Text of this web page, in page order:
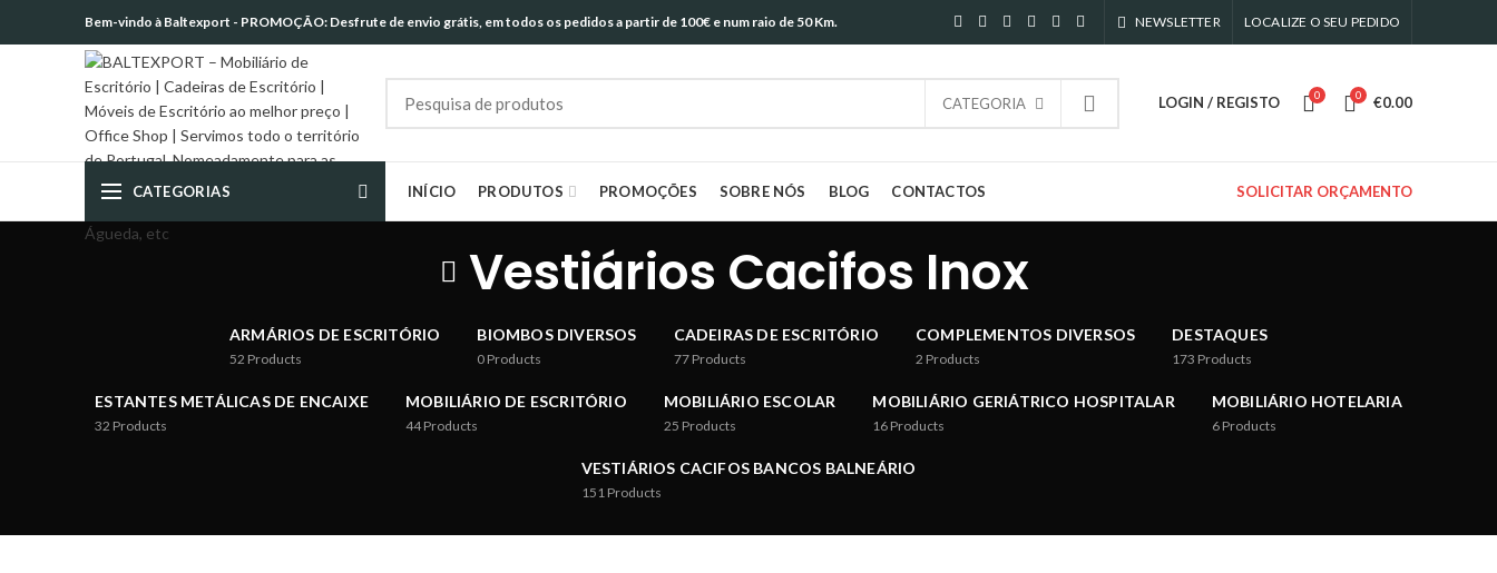
Bem-vindo à Baltexport - PROMOÇÃO: Desfrute de envio grátis, em todos os pedidos a partir de 100€ e num raio de 50 Km. NEWSLETTER LOCALIZE O SEU PEDIDO
CATEGORIA LOGIN / REGISTO 0 0 €0.00
CATEGORIAS INÍCIO PRODUTOS PROMOÇÕES SOBRE NÓS BLOG CONTACTOS SOLICITAR ORÇAMENTO
Vestiários Cacifos Inox
ARMÁRIOS DE ESCRITÓRIO
52 Products
BIOMBOS DIVERSOS
0 Products
CADEIRAS DE ESCRITÓRIO
77 Products
COMPLEMENTOS DIVERSOS
2 Products
DESTAQUES
173 Products
ESTANTES METÁLICAS DE ENCAIXE
32 Products
MOBILIÁRIO DE ESCRITÓRIO
44 Products
MOBILIÁRIO ESCOLAR
25 Products
MOBILIÁRIO GERIÁTRICO HOSPITALAR
16 Products
MOBILIÁRIO HOTELARIA
6 Products
VESTIÁRIOS CACIFOS BANCOS BALNEÁRIO
151 Products